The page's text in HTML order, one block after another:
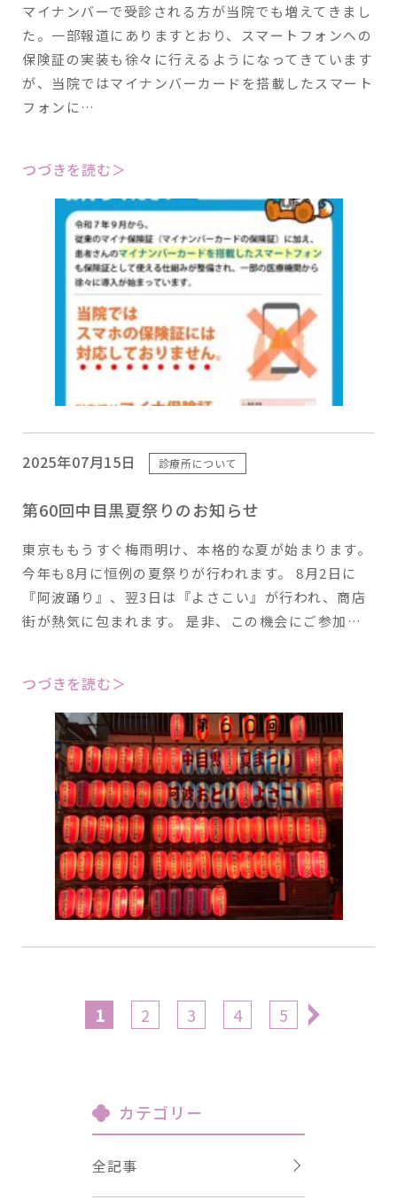
マイナンバーで受診される方が当院でも増えてきまし
た。一部報道にありますとおり、スマートフォンへの
保険証の実装も徐々に行えるようになってきています
が、当院ではマイナンバーカードを搭載したスマート
フォンに…
つづきを読む＞
2025年07月15日 診療所について
第60回中目黒夏祭りのお知らせ
東京ももうすぐ梅雨明け、本格的な夏が始まります。
今年も8月に恒例の夏祭りが行われます。 8月2日に
『阿波踊り』、翌3日は『よさこい』が行われ、商店
街が熱気に包まれます。 是非、この機会にご参加…
つづきを読む＞
1 2 3 4 5 »
カテゴリー
全記事